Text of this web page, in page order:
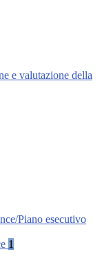
e valutazione della
Piano esecutivo
1